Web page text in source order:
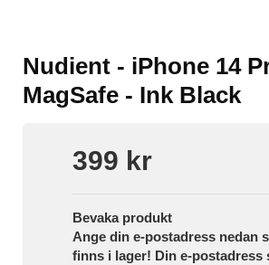
Nudient - iPhone 14
MagSafe - Ink Black
399 kr
Bevaka produkt
Ange din e-postadress nedan
finns i lager! Din e-postadress